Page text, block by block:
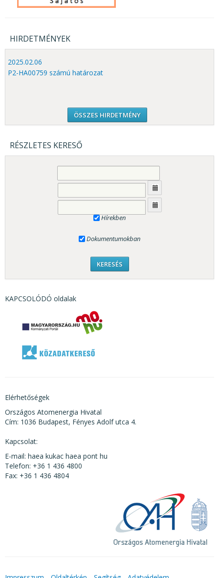
HIRDETMÉNYEK
2025.02.06
P2-HA00759 számú határozat
ÖSSZES HIRDETMÉNY
RÉSZLETES KERESŐ
Hírekben
Dokumentumokban
KAPCSOLÓDÓ oldalak
Elérhetőségek
Országos Atomenergia Hivatal
Cím: 1036 Budapest, Fényes Adolf utca 4.
Kapcsolat:
E-mail: haea kukac haea pont hu
Telefon: +36 1 436 4800
Fax: +36 1 436 4804